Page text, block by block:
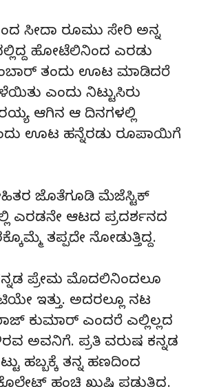
ಸೀದಾ ರೂಮು ಸೇರಿ ಅನ್ನ
ಹೋಟೆಲಿನಿಂದ ಎರಡು
ತಂದು ಊಟ ಮಾಡಿದರೆ
ಎಂದು ನಿಟ್ಟುಸಿರು
ಆಗಿನ ಆ ದಿನಗಳಲ್ಲಿ
ಊಟ ಹನ್ನೆರಡು ರೂಪಾಯಿಗೆ
ಜೊತೆಗೂಡಿ ಮೆಜೆಸ್ಟಿಕ್
ಎರಡನೇ ಆಟದ ಪ್ರದರ್ಶನದ
ತಪ್ಪದೇ ನೋಡುತ್ತಿದ್ದ.
ಪ್ರೇಮ ಮೊದಲಿನಿಂದಲೂ
ಇತ್ತು. ಅದರಲ್ಲೂ ನಟ
ಕುಮಾರ್ ಎಂದರೆ ಎಲ್ಲಿಲ್ಲದ
ಅವನಿಗೆ. ಪ್ರತಿ ವರುಷ ಕನ್ನಡ
ಹಬ್ಬಕ್ಕೆ ತನ್ನ ಹಣದಿಂದ